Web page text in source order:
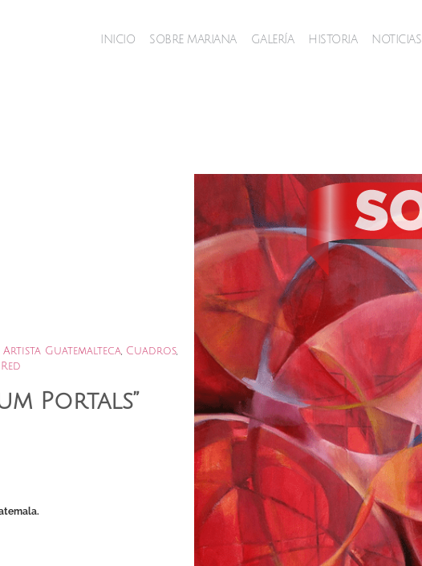
INICIO SOBRE MARIANA GALERÍA HISTORIA NOTICIAS
Artista Guatemalteca Cuadros
Portals”